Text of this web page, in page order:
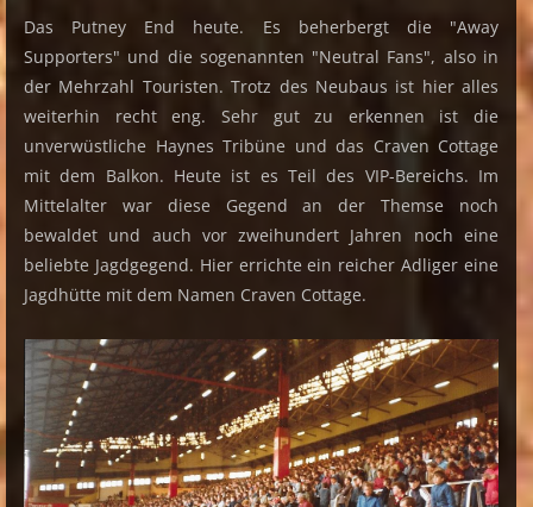
Das Putney End heute. Es beherbergt die "Away
Supporters" und die sogenannten "Neutral Fans", also in
der Mehrzahl Touristen. Trotz des Neubaus ist hier alles
weiterhin recht eng. Sehr gut zu erkennen ist die
unverwüstliche Haynes Tribüne und das Craven Cottage
mit dem Balkon. Heute ist es Teil des VIP-Bereichs. Im
Mittelalter war diese Gegend an der Themse noch
bewaldet und auch vor zweihundert Jahren noch eine
beliebte Jagdgegend. Hier errichte ein reicher Adliger eine
Jagdhütte mit dem Namen Craven Cottage.